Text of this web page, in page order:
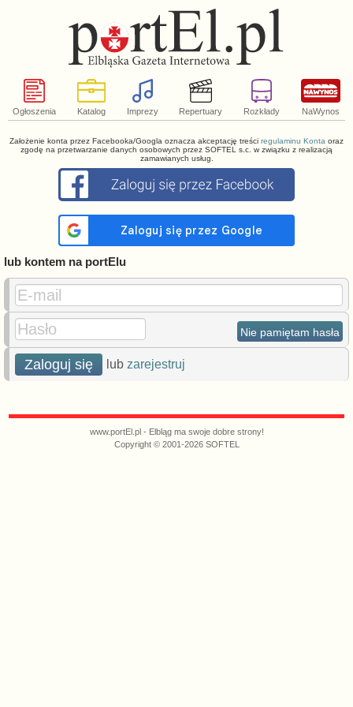
Ogłoszenia Katalog Imprezy Repertuary Rozkłady NaWynos
Założenie konta przez Facebooka/Googla oznacza akceptację treści regulaminu Konta oraz
zgodę na przetwarzanie danych osobowych przez SOFTEL s.c. w związku z realizacją
zamawianych usług.
lub kontem na portElu
E-mail
Hasło
Nie pamiętam hasła
Zaloguj się lub zarejestruj
www.portEl.pl - Elbląg ma swoje dobre strony!
Copyright © 2001-2026 SOFTEL